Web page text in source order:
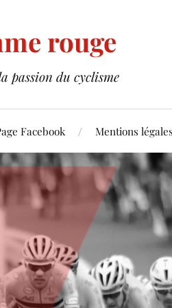
rouge
passion du cyclisme
Facebook Mentions